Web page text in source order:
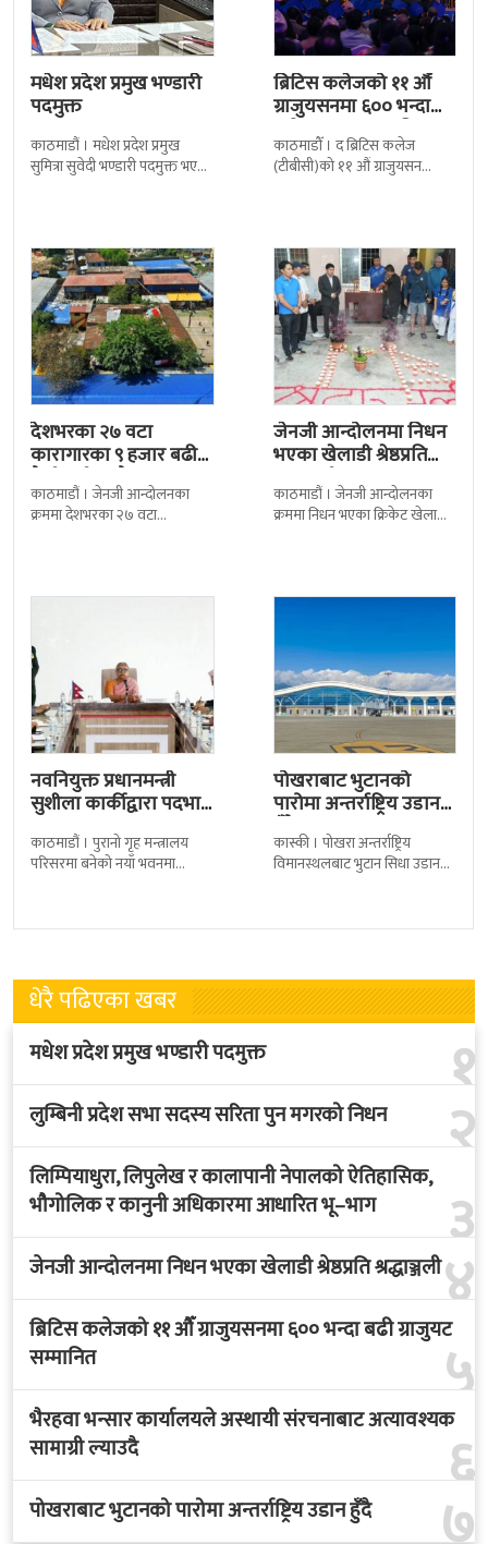
मधेश प्रदेश प्रमुख भण्डारी
पदमुक्त
काठमाडौं । मधेश प्रदेश प्रमुख
सुमित्रा सुवेदी भण्डारी पदमुक्त भएकी
ब्रिटिस कलेजको ११ औँ
ग्राजुयसनमा ६०० भन्दा
बढी ग्राजुयट सम्मानित
काठमाडौँ । द ब्रिटिस कलेज
(टीबीसी)को ११ औं ग्राजुयसन
देशभरका २७ वटा
कारागारका ९ हजार बढी
कैदीबन्दी अझै फरार
काठमाडौं । जेनजी आन्दोलनका
क्रममा देशभरका २७ वटा
जेनजी आन्दोलनमा निधन
भएका खेलाडी श्रेष्ठप्रति
श्रद्धाञ्जली
काठमाडौं । जेनजी आन्दोलनका
क्रममा निधन भएका क्रिकेट खेलाडी
नवनियुक्त प्रधानमन्त्री
सुशीला कार्कीद्वारा पदभार
काठमाडौं । पुरानो गृह मन्त्रालय
परिसरमा बनेको नयाँ भवनमा
नवनियुक्त
पोखराबाट भुटानको
पारोमा अन्तर्राष्ट्रिय उडान
हुँदै
कास्की । पोखरा अन्तर्राष्ट्रिय
विमानस्थलबाट भुटान सिधा उडान
लागेको हो
धेरै पढिएका खबर
१
मधेश प्रदेश प्रमुख भण्डारी पदमुक्त
२
लुम्बिनी प्रदेश सभा सदस्य सरिता पुन मगरको निधन
३
लिम्पियाधुरा, लिपुलेख र कालापानी नेपालको ऐतिहासिक,
भौगोलिक र कानुनी अधिकारमा आधारित भू–भाग
४
जेनजी आन्दोलनमा निधन भएका खेलाडी श्रेष्ठप्रति श्रद्धाञ्जली
५
ब्रिटिस कलेजको ११ औँ ग्राजुयसनमा ६०० भन्दा बढी ग्राजुयट
सम्मानित
६
भैरहवा भन्सार कार्यालयले अस्थायी संरचनाबाट अत्यावश्यक
सामाग्री ल्याउदै
पोखराबाट भुटानको पारोमा अन्तर्राष्ट्रिय उडान हुँदै